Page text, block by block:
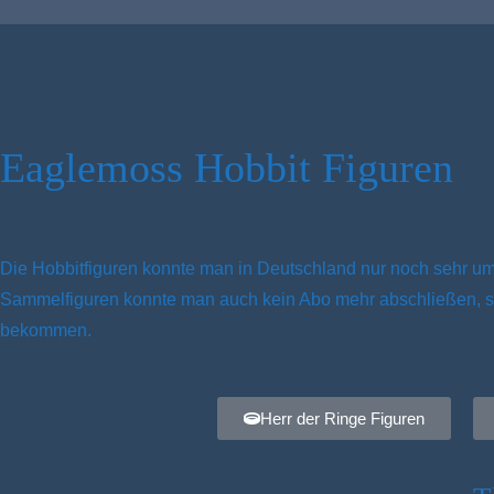
Eaglemoss Hobbit Figuren
Die Hobbitfiguren konnte man in Deutschland nur noch sehr
Sammelfiguren konnte man auch kein Abo mehr abschließen,
bekommen.
Herr der Ringe Figuren